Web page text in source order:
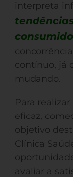
interpreta
contínuo, já
mudando.
Para
eficaz,
objetivo
Clínica
avaliar a